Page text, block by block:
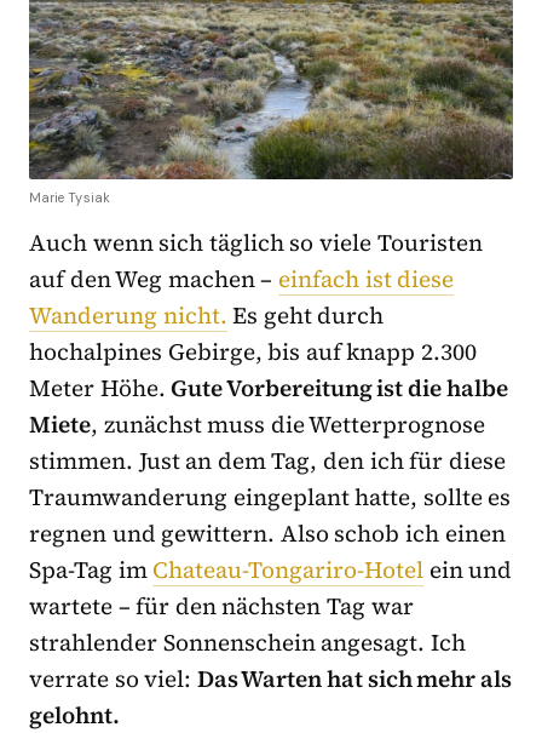
Marie Tysiak
Auch wenn sich täglich so viele Touristen
auf den Weg machen – einfach ist diese
Wanderung nicht.Es geht durch
hochalpines Gebirge, bis auf knapp 2.300
Meter Höhe.Gute Vorbereitung ist die halbe
Miete, zunächst muss die Wetterprognose
stimmen. Just an dem Tag, den ich für diese
Traumwanderung eingeplant hatte, sollte es
regnen und gewittern. Also schob ich einen
Spa-Tag imChateau-Tongariro-Hotel ein und
wartete – für den nächsten Tag war
strahlender Sonnenschein angesagt. Ich
verrate so viel: Das Warten hat sich mehr als
gelohnt.